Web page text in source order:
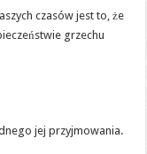
czasów jest to, że
grzechu
jej przyjmowania.